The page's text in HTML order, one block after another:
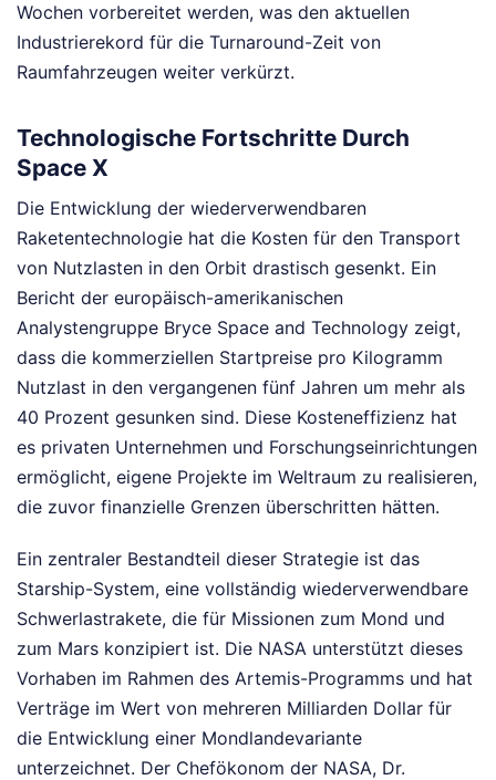
Wochen vorbereitet werden, was den aktuellen
Industrierekord für die Turnaround-Zeit von
Raumfahrzeugen weiter verkürzt.
Technologische Fortschritte Durch
Space X
Die Entwicklung der wiederverwendbaren
Raketentechnologie hat die Kosten für den Transport
von Nutzlasten in den Orbit drastisch gesenkt. Ein
Bericht der europäisch-amerikanischen
Analystengruppe Bryce Space and Technology zeigt,
dass die kommerziellen Startpreise pro Kilogramm
Nutzlast in den vergangenen fünf Jahren um mehr als
40 Prozent gesunken sind. Diese Kosteneffizienz hat
es privaten Unternehmen und Forschungseinrichtungen
ermöglicht, eigene Projekte im Weltraum zu realisieren,
die zuvor finanzielle Grenzen überschritten hätten.
Ein zentraler Bestandteil dieser Strategie ist das
Starship-System, eine vollständig wiederverwendbare
Schwerlastrakete, die für Missionen zum Mond und
zum Mars konzipiert ist. Die NASA unterstützt dieses
Vorhaben im Rahmen des Artemis-Programms und hat
Verträge im Wert von mehreren Milliarden Dollar für
die Entwicklung einer Mondlandevariante
unterzeichnet. Der Chefökonom der NASA, Dr.